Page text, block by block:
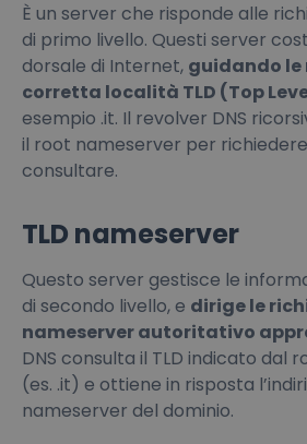
È un server che risponde alle
di primo livello. Questi server
dorsale di Internet, guidando le
corretta località TLD (Top
esempio .it. Il revolver DNS
il root nameserver per richiedere
consultare.
TLD nameserver
Questo server gestisce le
di secondo livello, e dirige le
nameserver autoritativo
DNS consulta il TLD indicato dal
(es. .it) e ottiene in risposta
nameserver del dominio.